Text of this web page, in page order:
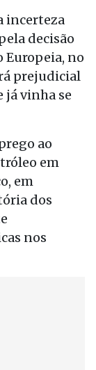
incerteza
decisão
Europeia, no
prejudicial
já vinha se
ao
em
em
dos
nos